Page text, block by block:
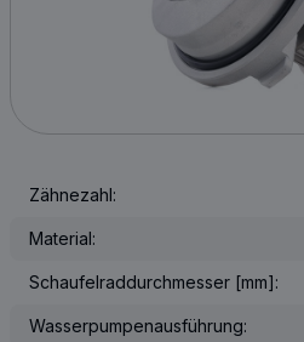
Zähnezahl:
Material:
Schaufelraddurchmesser [mm]:
Wasserpumpenausführung: